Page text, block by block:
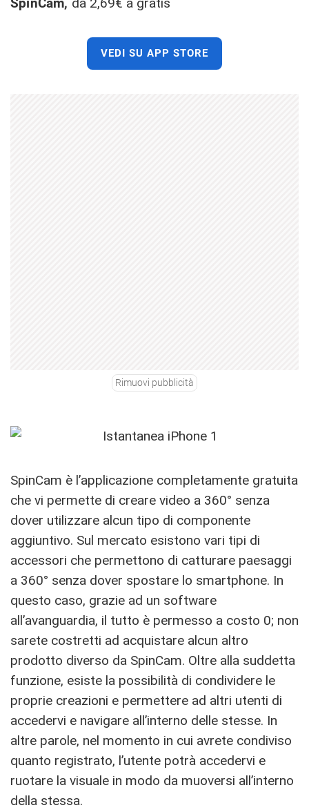
VEDI SU APP STORE
Rimuovi pubblicità
SpinCam è l’applicazione completamente gratuita
che vi permette di creare video a 360° senza
dover utilizzare alcun tipo di componente
aggiuntivo. Sul mercato esistono vari tipi di
accessori che permettono di catturare paesaggi
a 360° senza dover spostare lo smartphone. In
questo caso, grazie ad un software
all’avanguardia, il tutto è permesso a costo 0; non
sarete costretti ad acquistare alcun altro
prodotto diverso da SpinCam. Oltre alla suddetta
funzione, esiste la possibilità di condividere le
proprie creazioni e permettere ad altri utenti di
accedervi e navigare all’interno delle stesse. In
altre parole, nel momento in cui avrete condiviso
quanto registrato, l’utente potrà accedervi e
ruotare la visuale in modo da muoversi all’interno
della stessa.